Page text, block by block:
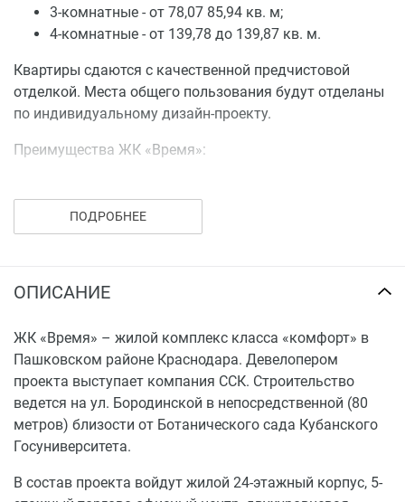
3-комнатные - от 78,07 85,94 кв. м;
4-комнатные - от 139,78 до 139,87 кв. м.
Квартиры сдаются с качественной предчистовой
отделкой. Места общего пользования будут отделаны
по индивидуальному дизайн-проекту.
Преимущества ЖК «Время»:
развитая инфраструктура;
закрытая территория;
видеонаблюдение;
IP-домофоны;
бесплатный Wi-Fi во дворе;
профессиональная управляющая компания.
с привлечением средств материнского капитала, либо
ПОДРОБНЕЕ
ОПИСАНИЕ
ЖК «Время» – жилой комплекс класса «комфорт» в
Пашковском районе Краснодара. Девелопером
проекта выступает компания ССК. Строительство
ведется на ул. Бородинской в непосредственной (80
метров) близости от Ботанического сада Кубанского
Госуниверситета.
В состав проекта войдут жилой 24-этажный корпус, 5-